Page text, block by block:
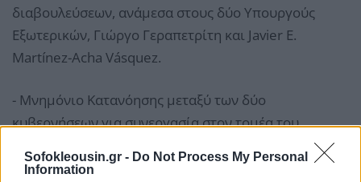
Sofokleousin.gr - Do Not Process My Personal
Information
διαβουλεύσεων, ανάμεσα στους δύο Υπουργούς
Εξωτερικών, Γιώργο Γεραπετρίτη και Javier E.
Martínez-Acha Vásquez.
- Μνημόνιο Κατανόησης μεταξύ των δύο
κυβερνήσεων για συνεργασία στον τομέα του
τουρισμού, ανάμεσα στην Υπουργό Τουρισμού Όλγα
Κεφαλογιάννη και την Γενική Διοικήτρια της Αρχής